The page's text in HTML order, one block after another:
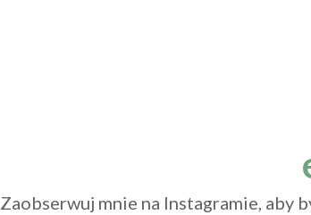
Zaobserwuj mnie na Instagramie, aby